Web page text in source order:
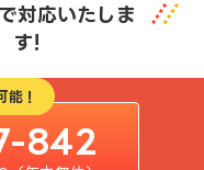
対応いたしま
す!
能！
842